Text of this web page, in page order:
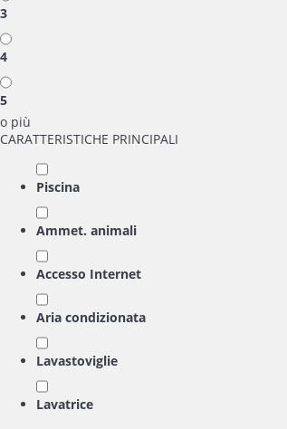
3
4
5
o più
CARATTERISTICHE PRINCIPALI
Piscina
Ammet. animali
Accesso Internet
Aria condizionata
Lavastoviglie
Lavatrice